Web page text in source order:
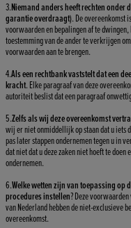
3.Niemand anders heeft rechten onder
garantie overdraagt). De overeenkomst
voorwaarden en bepalingen af te
toestemming van de ander te verkrijgen
voorwaarden aan te brengen.
4.Als een rechtbank vaststelt dat een
kracht. Elke paragraaf van deze
autoriteit beslist dat een paragraaf
5.Zelfs als wij deze overeenkomst
wij er niet onmiddellijk op staan dat u iets
pas later stappen ondernemen tegen u in
dat niet dat u deze zaken niet hoeft te
ondernemen.
6.Welke wetten zijn van toepassing op
procedures instellen? Deze
van Nederland hebben de niet-exclusieve
overeenkomst.